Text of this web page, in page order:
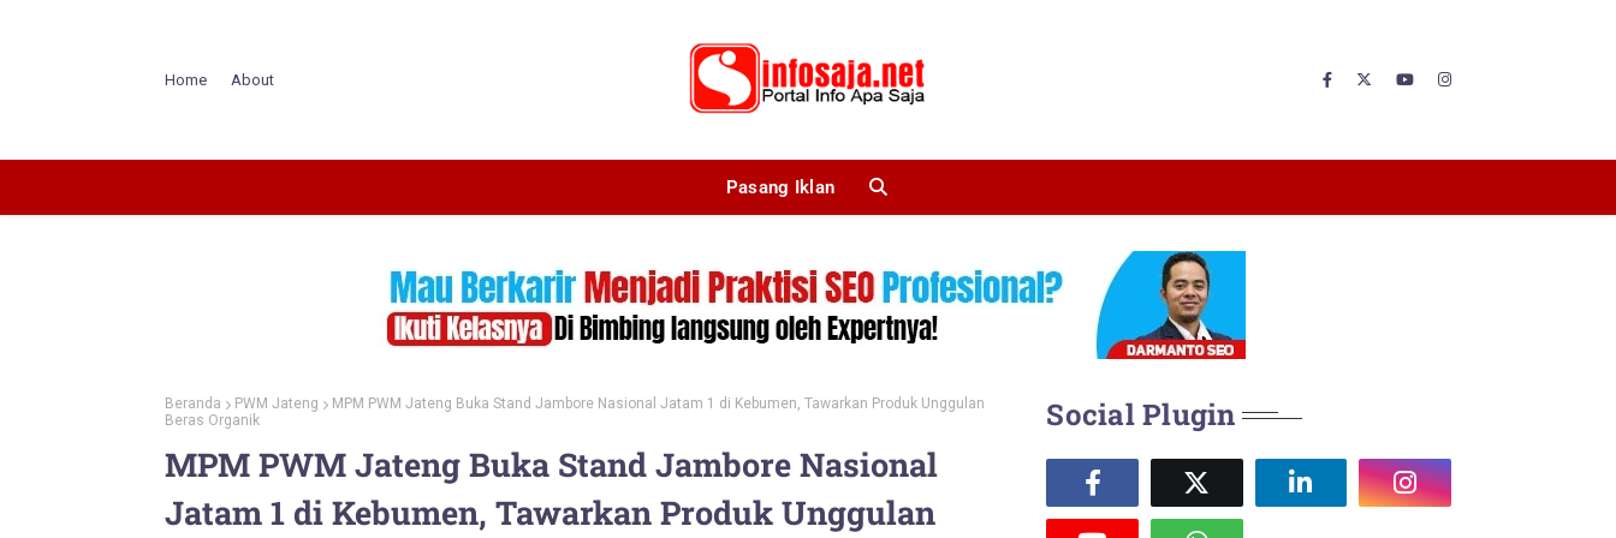
Home About
Pasang Iklan
Beranda PWM Jateng
MPM PWM Jateng Buka Stand Jambore Nasional Jatam 1 di Kebumen, Tawarkan Produk Unggulan
Beras Organik
MPM PWM Jateng Buka Stand Jambore Nasional
Jatam 1 di Kebumen, Tawarkan Produk Unggulan
Social Plugin